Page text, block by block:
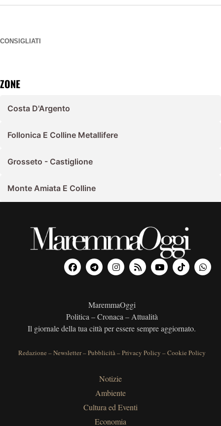
CONSIGLIATI
ZONE
Costa D'Argento
Follonica E Colline Metallifere
Grosseto - Castiglione
Monte Amiata E Colline
MaremmaOggi
Politica – Cronaca – Attualità
Il giornale della tua città per essere sempre aggiornato.
Redazione –Newsletter–Pubblicità–Privacy Policy –Cookie Policy
Notizie
Ambiente
Cultura ed Eventi
Economia